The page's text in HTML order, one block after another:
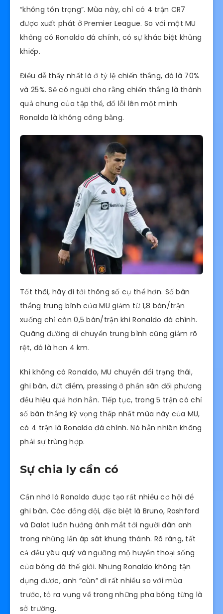
“không tôn trọng”. Mùa này, chỉ có 4 trận CR7
được xuất phát ở Premier League. So với một MU
không có Ronaldo đá chính, có sự khác biệt khủng
khiếp.
Điều dễ thấy nhất là ở tỷ lệ chiến thắng, đó là 70%
và 25%. Sẽ có người cho rằng chiến thắng là thành
quả chung của tập thể, đổ lỗi lên một mình
Ronaldo là không công bằng.
Tốt thôi, hãy đi tới thông số cụ thể hơn. Số bàn
thắng trung bình của MU giảm từ 1,8 bàn/trận
xuống chỉ còn 0,5 bàn/trận khi Ronaldo đá chính.
Quãng đường di chuyển trung bình cũng giảm rõ
rệt, đó là hơn 4 km.
Khi không có Ronaldo, MU chuyển đổi trạng thái,
ghi bàn, dứt điểm, pressing ở phần sân đối phương
đều hiệu quả hơn hẳn. Tiếp tục, trong 5 trận có chỉ
số bàn thắng kỳ vọng thấp nhất mùa này của MU,
có 4 trận là Ronaldo đá chính. Nó hẳn nhiên không
phải sự trùng hợp.
Sự chia ly cần có
Cần nhớ là Ronaldo được tạo rất nhiều cơ hội để
ghi bàn. Các đồng đội, đặc biệt là Bruno, Rashford
và Dalot luôn hướng ánh mắt tới người đàn anh
trong những lần áp sát khung thành. Rõ ràng, tất
cả đều yêu quý và ngưỡng mộ huyền thoại sống
của bóng đá thế giới. Nhưng Ronaldo không tận
dụng được, anh “cùn” đi rất nhiều so với mùa
trước, tỏ ra vụng về trong những pha bóng từng là
sở trường.